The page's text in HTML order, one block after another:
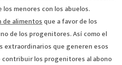
los menores con los abuelos.
de alimentosque a favor de los
de los progenitores. Así como el
extraordinarios que generen esos
contribuir los progenitores al abono